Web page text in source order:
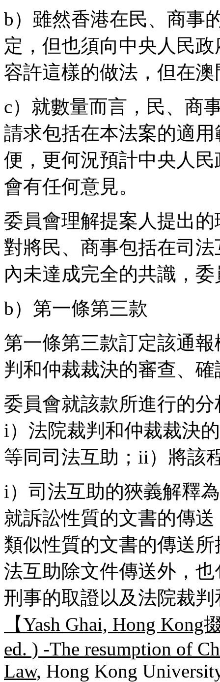
b）雖然香港在民、商事
定，但也須向中央人民
容許這樣的做法，但在
c）就數量而言，民、商
請求包括在本法案的適
便，更何況預計中央人
會有任何意見。
委員會理解提案人提出
對將民、商事包括在司
內未達成完全的共識，
b）第一條第三款
第一條第三款訂定該通
判和仲裁裁決的審查、
委員會就該款所進行的
i）法院裁判和仲裁裁決
等同司法互助；ii）將該
i）司法互助的狹義解釋
就訴訟性質的文書的傳
類似性質的文書的傳送
法互助除文件傳送外，
刑事的取證以及法院裁
【Yash Ghai, Hong Kong
ed. ) -The resumption of
Law, Hong Kong